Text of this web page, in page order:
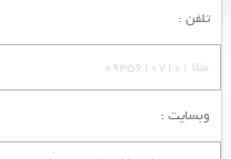
تلفن :
وبسایت :